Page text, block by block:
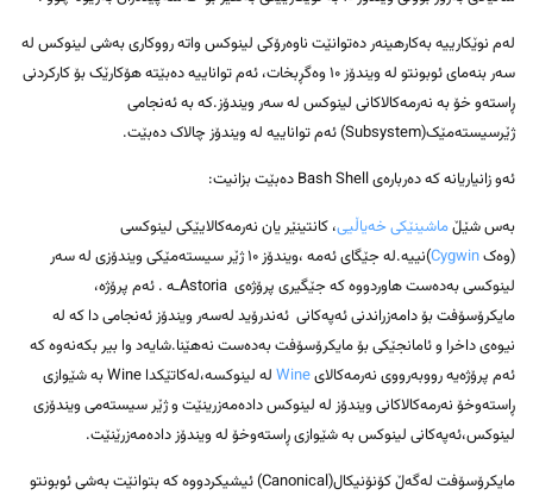
لەم نوێکارییە بەکارهینەر دەتوانێت ناوەرۆکی لینوکس واتە رووکاری بەشی لینوکس لە
سەر بنەمای ئوبونتو لە ویندۆز ۱۰ وەگڕبخات، ئەم تواناییە دەبێتە هۆکارێک بۆ کارکردنی
ڕاستەو خۆ بە نەرمەکالاکانی لینوکس لە سەر ویندۆز.کە بە ئەنجامی
ژێرسیستەمێک(Subsystem) ئەم تواناییە لە ویندۆز چالاک دەبێت.
ئەو زانیاریانە کە دەربارەی Bash Shell دەبێت بزانیت:
بەس شێڵماشینێکی خەیاڵیی، کانتینێر یان نەرمەکالایێکی لینوکسی
(وەکCygwin
)نییە.لە جێگای ئەمە ،ویندۆز ۱۰ ژێر سیستەمێکی ویندۆزی لە سەر
لینوکسی بەدەست هاوردووە کە جێگیری پرۆژەی Astoriaـە . ئەم پرۆژە،
مایکرۆسۆفت بۆ دامەزراندنی ئەپەکانی ئەندرۆید لەسەر ویندۆز ئەنجامی دا کە لە
نیوەی داخرا و ئامانجێکی بۆ مایکرۆسۆفت بەدەست نەهێنا.شایەد وا بیر بکەنەوە کە
ئەم پرۆژەیە رووبەرووی نەرمەکالایWine
لە لینوکسە،لەکاتێکدا Wine بە شێوازی
ڕاستەوخۆ نەرمەکالاکانی ویندۆز لە لینوکس دادەمەزرینێت و ژێر سیستەمی ویندۆزی
لینوکس،ئەپەکانی لینوکس بە شێوازی ڕاستەوخۆ لە ویندۆز دادەمەزرێنێت.
مایکرۆسۆفت لەگەڵ کۆنۆنیکال(Canonical) ئیشیکردووە کە بتوانێت بەشی ئوبونتو